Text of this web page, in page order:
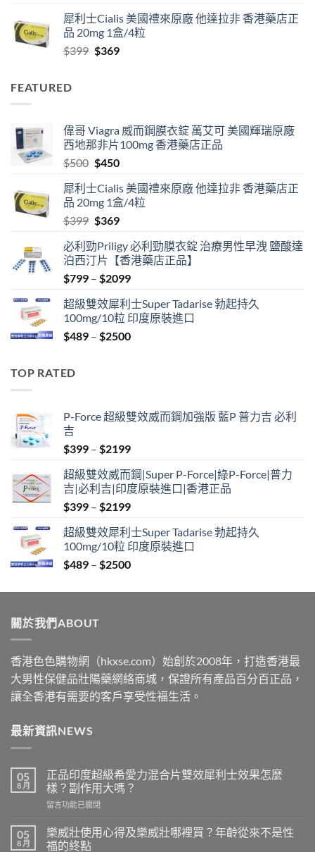
$799
through
犀利士Cialis 美國禮來原廠 他達拉非 香港藥店正
品 20mg 1盒/4粒
$399 Original
$369Current
FEATURED
偉哥 Viagra 威而鋼膜衣錠 萬艾可 美國輝瑞原廠
西地那非片100mg 香港藥店正品
$500 Original
was:
$500.
$450Current
is:
$450.
犀利士Cialis 美國禮來原廠 他達拉非 香港藥店正
品 20mg 1盒/4粒
$399 Original
was:
$399.
$369Current
is:
$369.
必利勁Priligy 必利勁膜衣錠 治療男性早洩 鹽酸達
泊西汀片【香港藥店正品】
$799 – $2099Price
$799
through
$2099
超級雙效犀利士Super Tadarise 勃起持久
100mg/10粒 印度原裝進口
$489 – $2500Price
TOP RATED
P-Force 超級雙效威而鋼加強版 藍P 普力吉 必利
吉
$399 – $2199Price
$399
through
$2199
超級雙效威而鋼|Super P-Force|綠P-Force|普力
吉|必利吉|印度原裝進口|香港正品
$399 – $2199Price
$399
through
$2199
超級雙效犀利士Super Tadarise 勃起持久
100mg/10粒 印度原裝進口
$489 – $2500Price
$489
關於我們ABOUT
香港色色購物網（hkxse.com）始創於2008年，打造香港最
大男性保健品壯陽藥網絡商城，保證所有產品百分百正品，
讓全香港有需要的客戶享受性福生活。
最新資訊NEWS
05
8 月
正品印度超級希愛力混合片雙效犀利士效果怎麼
樣？副作用大嗎？
在
品
印
留言功能已關閉
05
8 月
樂威壯使用心得及樂威壯哪裡買？年齡從來不是性
福的終點